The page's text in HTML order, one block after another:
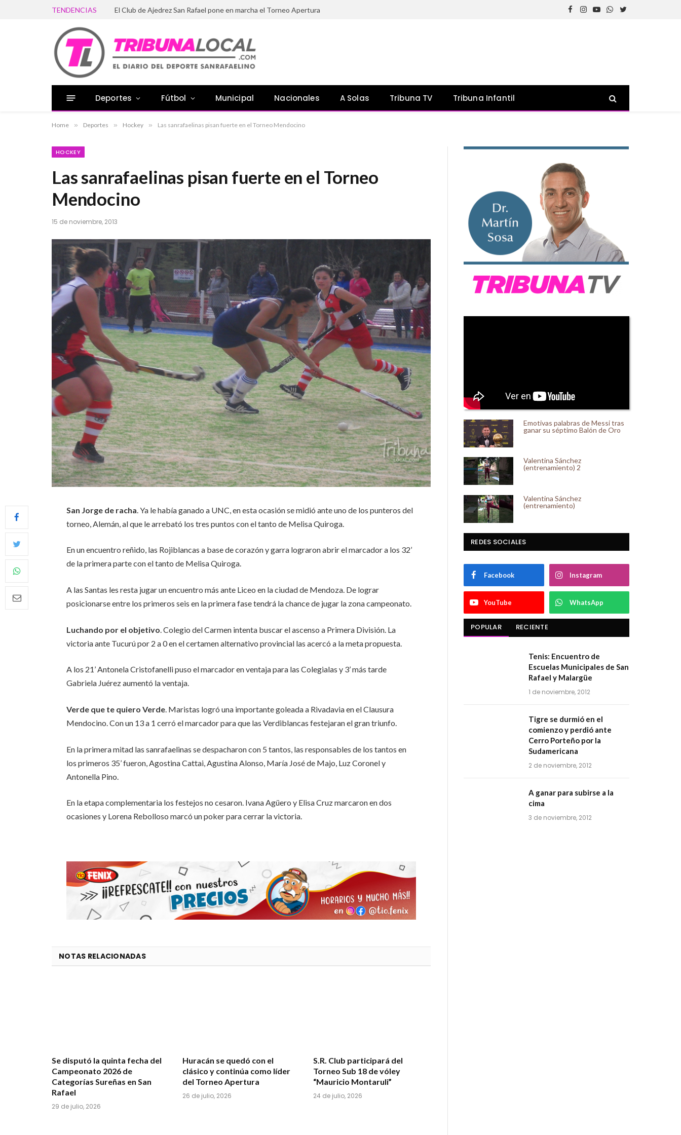
TENDENCIAS El Club de Ajedrez San Rafael pone en marcha el Torneo Apertura
Facebook
Instagram
YouTube
WhatsApp
Twitter
Deportes Fútbol Municipal Nacionales A Solas Tribuna TV Tribuna Infantil
Home » Deportes » Hockey » Las sanrafaelinas pisan fuerte en el Torneo Mendocino
HOCKEY
Las sanrafaelinas pisan fuerte en el Torneo
Mendocino
15 de noviembre, 2013
San Jorge de racha. Ya le había ganado a UNC, en esta ocasión se midió ante uno de los punteros del
torneo, Alemán, al que le arrebató los tres puntos con el tanto de Melisa Quiroga.
En un encuentro reñido, las Rojiblancas a base de corazón y garra lograron abrir el marcador a los 32’
de la primera parte con el tanto de Melisa Quiroga.
A las Santas les resta jugar un encuentro más ante Liceo en la ciudad de Mendoza. De lograr
posicionarse entre los primeros seis en la primera fase tendrá la chance de jugar la zona campeonato.
Luchando por el objetivo . Colegio del Carmen intenta buscar el ascenso a Primera División. La
victoria ante Tucurú por 2 a 0 en el certamen alternativo provincial las acercó a la meta propuesta.
A los 21’ Antonela Cristofanelli puso el marcador en ventaja para las Colegialas y 3’ más tarde
Gabriela Juérez aumentó la ventaja.
Verde que te quiero Verde. Maristas logró una importante goleada a Rivadavia en el Clausura
Mendocino. Con un 13 a 1 cerró el marcador para que las Verdiblancas festejaran el gran triunfo.
En la primera mitad las sanrafaelinas se despacharon con 5 tantos, las responsables de los tantos en
los primeros 35’ fueron, Agostina Cattai, Agustina Alonso, María José de Majo, Luz Coronel y
Antonella Pino.
En la etapa complementaria los festejos no cesaron. Ivana Agüero y Elisa Cruz marcaron en dos
ocasiones y Lorena Rebolloso marcó un poker para cerrar la victoria.
NOTAS RELACIONADAS
Se disputó la quinta fecha del
Campeonato 2026 de
Categorías Sureñas en San
Rafael
29 de julio, 2026
Huracán se quedó con el
clásico y continúa como líder
del Torneo Apertura
26 de julio, 2026
S.R. Club participará del
Torneo Sub 18 de vóley
“Mauricio Montaruli”
24 de julio, 2026
Emotivas palabras de Messi tras
ganar su séptimo Balón de Oro
Valentina Sánchez
(entrenamiento) 2
Valentina Sánchez
(entrenamiento)
REDES SOCIALES
Facebook Instagram
YouTube WhatsApp
POPULAR RECIENTE
Tenis: Encuentro de
Escuelas Municipales de San
Rafael y Malargüe
1 de noviembre, 2012
Tigre se durmió en el
comienzo y perdió ante
Cerro Porteño por la
Sudamericana
2 de noviembre, 2012
A ganar para subirse a la
cima
3 de noviembre, 2012